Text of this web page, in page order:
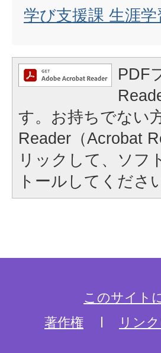
学び支援課 生涯
PDF
す。お持ちでない
Reader（Acrobat
リックして、ソフ
トールしてくださ
このサイト
著作権
リン